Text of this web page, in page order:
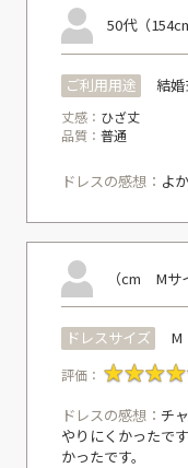
50代（
ご利用用途 結婚
丈感： ひざ丈
品質： 普通
ドレスの感想： よ
（cm Mサ
ドレスサイズ M
評価：
ドレスの感想： チ
やりにくかったで
かったです。